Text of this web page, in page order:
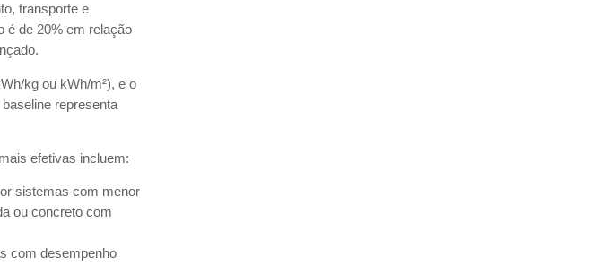
transporte e
é de 20% em relação
kg ou kWh/m²), e o
representa
efetivas incluem:
sistemas com menor
ou concreto com
com desempenho